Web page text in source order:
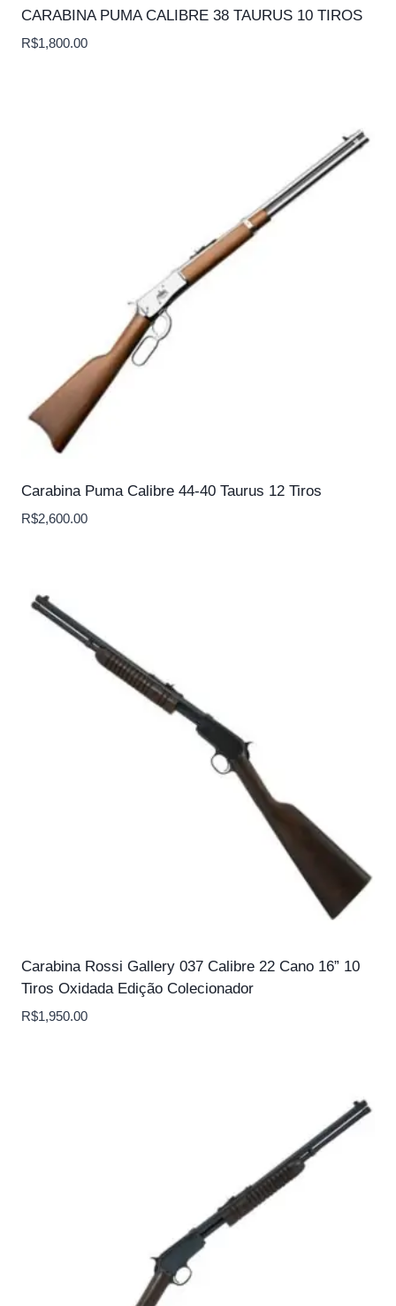
CARABINA PUMA CALIBRE 38 TAURUS 10 TIROS
R$1,800.00
Carabina Puma Calibre 44-40 Taurus 12 Tiros
R$2,600.00
Carabina Rossi Gallery 037 Calibre 22 Cano 16” 10
Tiros Oxidada Edição Colecionador
R$1,950.00